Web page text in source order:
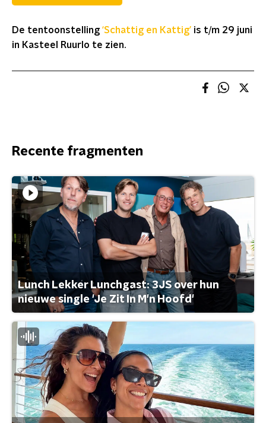
De tentoonstelling‘Schattig en Kattig’ is t/m 29 juni
in Kasteel Ruurlo te zien.
Recente fragmenten
Lunch Lekker Lunchgast: 3JS over hun
nieuwe single 'Je Zit In M'n Hoofd'